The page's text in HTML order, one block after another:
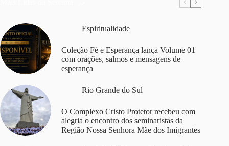
Espiritualidade
Coleção Fé e Esperança lança Volume 01
com orações, salmos e mensagens de
esperança
Rio Grande do Sul
O Complexo Cristo Protetor recebeu com
alegria o encontro dos seminaristas da
Região Nossa Senhora Mãe dos Imigrantes